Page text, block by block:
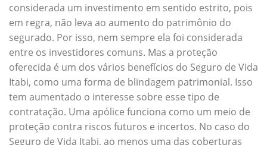
considerada um investimento em sentido estrito, pois
em regra, não leva ao aumento do patrimônio do
segurado. Por isso, nem sempre ela foi considerada
entre os investidores comuns. Mas a proteção
oferecida é um dos vários benefícios do Seguro de Vida
Itabi, como uma forma de blindagem patrimonial. Isso
tem aumentado o interesse sobre esse tipo de
contratação. Uma apólice funciona como um meio de
proteção contra riscos futuros e incertos. No caso do
Seguro de Vida Itabi, ao menos uma das coberturas